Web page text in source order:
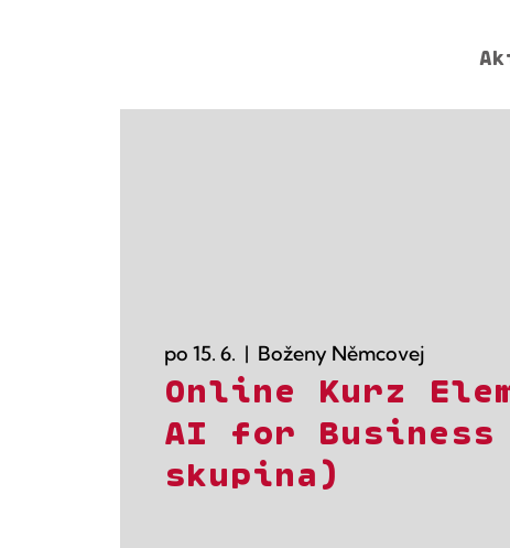
po 15. 6.
  |
Boženy Němcovej
Online Kurz
AI for Business
skupina)